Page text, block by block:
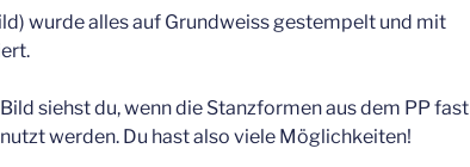
wurde alles auf Grundweiss gestempelt und mit
siehst du, wenn die Stanzformen aus dem PP fast
werden. Du hast also viele Möglichkeiten!